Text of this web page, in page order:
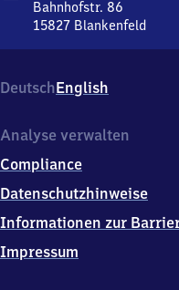
Bahnhofstr. 86
15827 Blankenfeld
86,
1
8
7
Blankenfeld
DeutschEnglish
Analyse verwalten
Compliance
Datenschutzhinweise
Informationen zur
Impressum